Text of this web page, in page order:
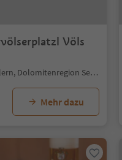
Völs
Völs, Völs am Schlern, Dolomitenregion Seiser Alm
Mehr dazu